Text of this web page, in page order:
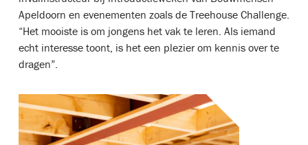
Apeldoorn en evenementen zoals de Treehouse Challenge.
“Het mooiste is om jongens het vak te leren. Als iemand
echt interesse toont, is het een plezier om kennis over te
dragen”.